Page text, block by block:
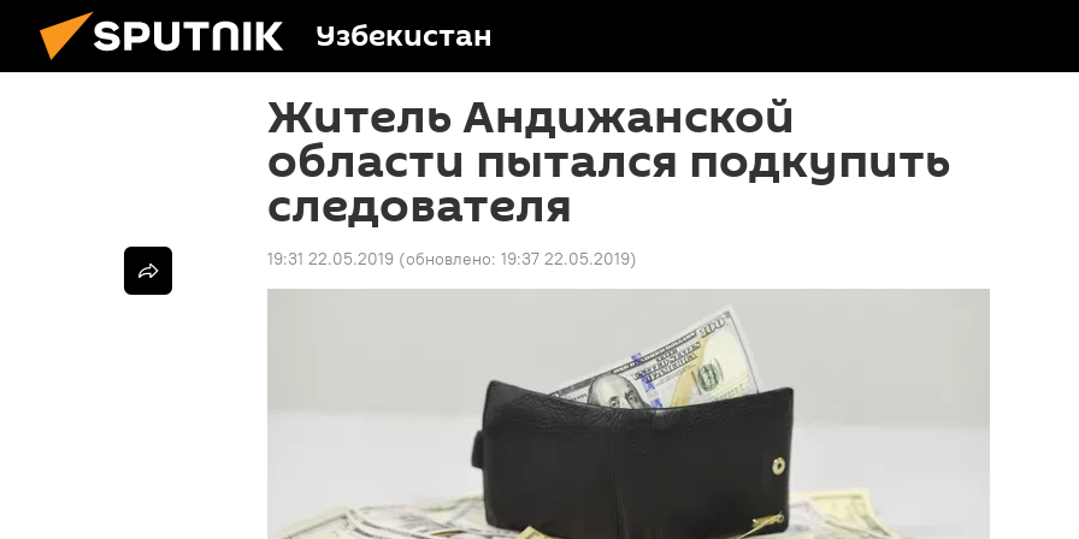
Узбекистан
Житель Андижанской
области пытался подкупить
следователя
19:31 22.05.2019 (обновлено: 19:37 22.05.2019)